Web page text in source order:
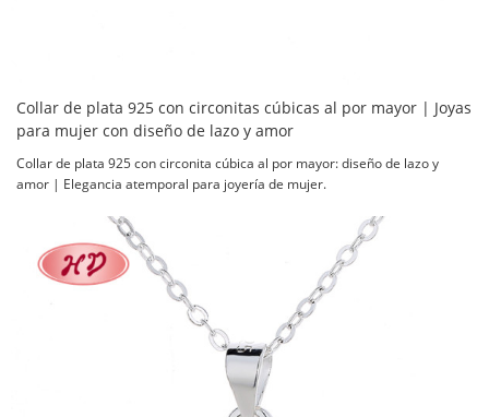
Collar de plata 925 con circonitas cúbicas al por mayor | Joyas
para mujer con diseño de lazo y amor
Collar de plata 925 con circonita cúbica al por mayor: diseño de lazo y
amor | Elegancia atemporal para joyería de mujer.